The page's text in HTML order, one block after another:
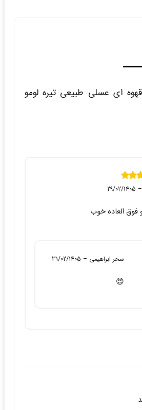
قهوه ای عسلی طبیعی تیره لومو
از 5–
29/02/1405
فوق العاده خوب
سحر ابراهیمی –
31/02/1405
😍